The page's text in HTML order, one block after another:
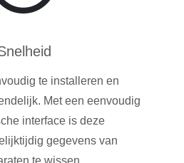
te installeren en
Met een eenvoudig
interface is deze
gegevens van